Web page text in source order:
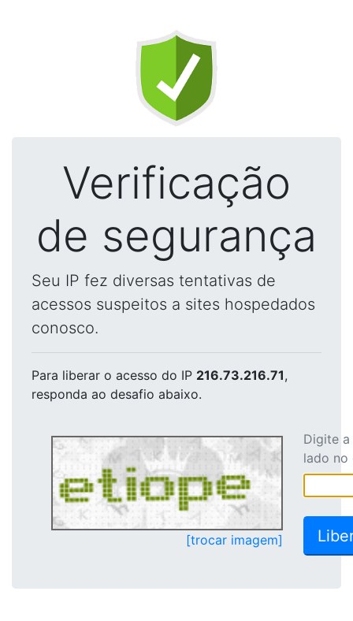
Verificação
de segurança
Seu IP fez diversas tentativas de
acessos suspeitos a sites hospedados
conosco.
Para liberar o acesso do IP 216.73.216.71,
responda ao desafio abaixo.
[trocar imagem]
Digite
lado no